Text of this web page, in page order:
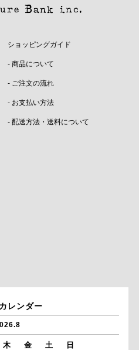
ショッピングガイド
- 商品について
- ご注文の流れ
- お支払い方法
- 配送方法・送料について
レンダー
木 金 土 日